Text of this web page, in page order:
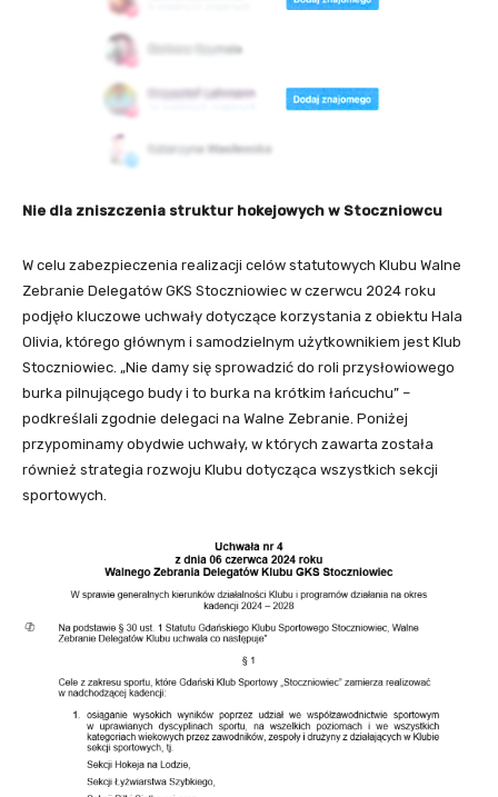
Nie dla zniszczenia struktur hokejowych w Stoczniowcu
W celu zabezpieczenia realizacji celów statutowych Klubu Walne
Zebranie Delegatów GKS Stoczniowiec w czerwcu 2024 roku
podjęło kluczowe uchwały dotyczące korzystania z obiektu Hala
Olivia, którego głównym i samodzielnym użytkownikiem jest Klub
Stoczniowiec. „Nie damy się sprowadzić do roli przysłowiowego
burka pilnującego budy i to burka na krótkim łańcuchu” –
podkreślali zgodnie delegaci na Walne Zebranie. Poniżej
przypominamy obydwie uchwały, w których zawarta została
również strategia rozwoju Klubu dotycząca wszystkich sekcji
sportowych.